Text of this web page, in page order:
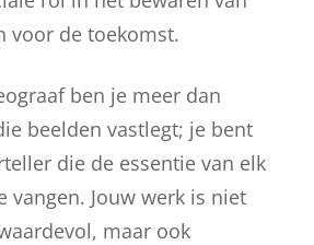
voor de toekomst.
ben je meer dan
beelden vastlegt; je bent
die de essentie van elk
vangen. Jouw werk is niet
maar ook